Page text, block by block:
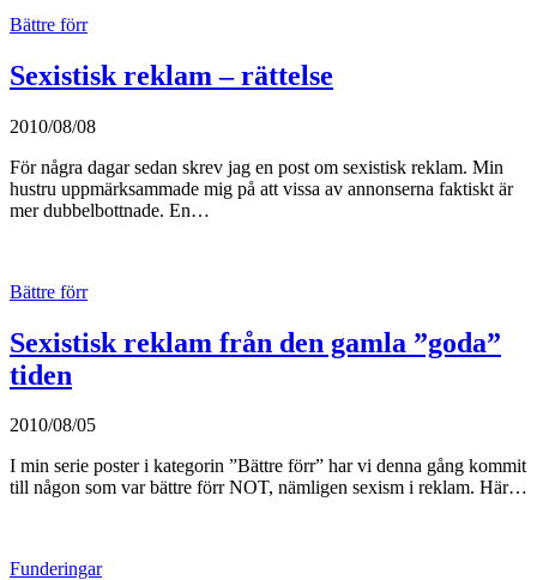
Bättre förr
Sexistisk reklam – rättelse
2010/08/08
För några dagar sedan skrev jag en post om sexistisk reklam. Min
hustru uppmärksammade mig på att vissa av annonserna faktiskt är
mer dubbelbottnade. En…
Bättre förr
Sexistisk reklam från den gamla ”goda”
tiden
2010/08/05
I min serie poster i kategorin ”Bättre förr” har vi denna gång kommit
till någon som var bättre förr NOT, nämligen sexism i reklam. Här…
Funderingar